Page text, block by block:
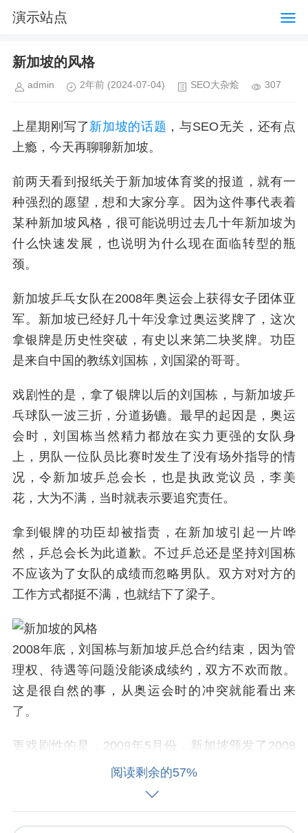
演示站点
新加坡的风格
admin 2年前 (2024-07-04) SEO大杂烩 307
上星期刚写了新加坡的话题 ，与SEO无关，还有点
上瘾，今天再聊聊新加坡。
前两天看到报纸关于新加坡体育奖的报道，就有一
种强烈的愿望，想和大家分享。因为这件事代表着
某种新加坡风格，很可能说明过去几十年新加坡为
什么快速发展，也说明为什么现在面临转型的瓶
颈。
新加坡乒乓女队在2008年奥运会上获得女子团体亚
军。新加坡已经好几十年没拿过奥运奖牌了，这次
拿银牌是历史性突破，有史以来第二块奖牌。功臣
是来自中国的教练刘国栋，刘国梁的哥哥。
戏剧性的是，拿了银牌以后的刘国栋，与新加坡乒
乓球队一波三折，分道扬镳。最早的起因是，奥运
会时，刘国栋当然精力都放在实力更强的女队身
上，男队一位队员比赛时发生了没有场外指导的情
况，令新加坡乒总会长，也是执政党议员，李美
花，大为不满，当时就表示要追究责任。
拿到银牌的功臣却被指责，在新加坡引起一片哗
然，乒总会长为此道歉。不过乒总还是坚持刘国栋
不应该为了女队的成绩而忽略男队。双方对对方的
工作方式都挺不满，也就结下了梁子。
2008年底，刘国栋与新加坡乒总合约结束，因为管
理权、待遇等问题没能谈成续约，双方不欢而散。
这是很自然的事，从奥运会时的冲突就能看出来
了。
更戏剧性的是，2009年5月份，新加坡颁发了2008
年体育奖，刘国栋不但没有获得最佳教练员称号，
阅读剩余的57%